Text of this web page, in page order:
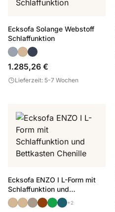
Ecksofa Solange Webstoff
Schlaffunktion
1.285,26 €
Lieferzeit: 5-7 Wochen
Ecksofa ENZO I L-Form mit
Schlaffunktion und
Bettkasten Chenille+2